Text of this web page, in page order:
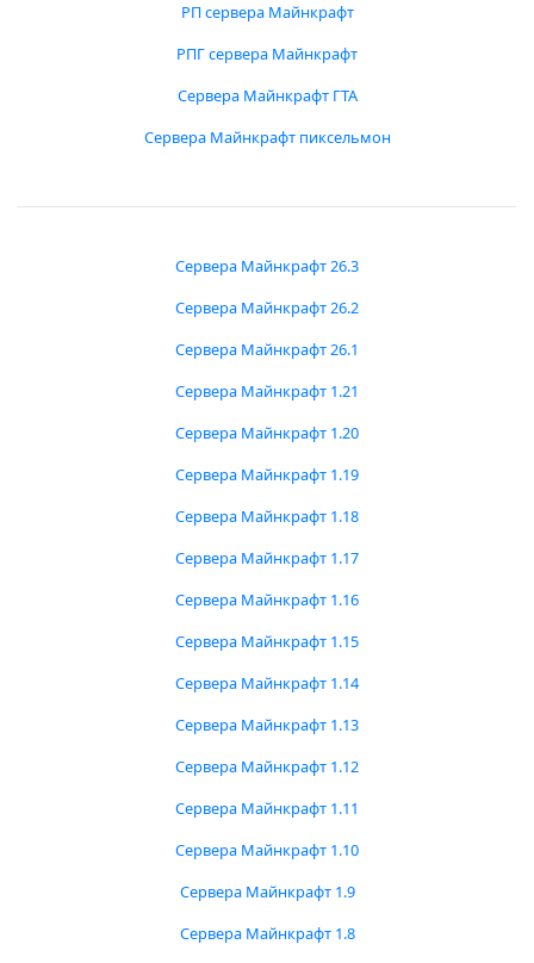
РП сервера Майнкрафт
РПГ сервера Майнкрафт
Сервера Майнкрафт ГТА
Сервера Майнкрафт пиксельмон
Сервера Майнкрафт 26.3
Сервера Майнкрафт 26.2
Сервера Майнкрафт 26.1
Сервера Майнкрафт 1.21
Сервера Майнкрафт 1.20
Сервера Майнкрафт 1.19
Сервера Майнкрафт 1.18
Сервера Майнкрафт 1.17
Сервера Майнкрафт 1.16
Сервера Майнкрафт 1.15
Сервера Майнкрафт 1.14
Сервера Майнкрафт 1.13
Сервера Майнкрафт 1.12
Сервера Майнкрафт 1.11
Сервера Майнкрафт 1.10
Сервера Майнкрафт 1.9
Сервера Майнкрафт 1.8